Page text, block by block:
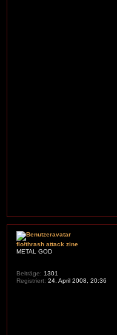
flo/thrash attack zine
METAL GOD
Beiträge: 1301
Registriert: 24. April 2008, 20:36